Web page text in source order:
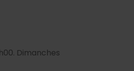
Dimanches